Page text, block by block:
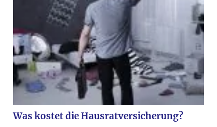
Was kostet die Hausratversicherung?